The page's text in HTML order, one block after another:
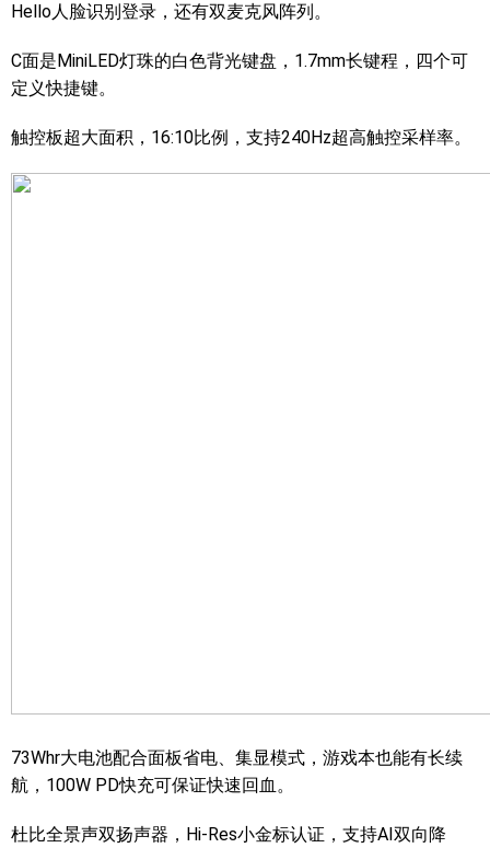
Hello人脸识别登录，还有双麦克风阵列。
C面是MiniLED灯珠的白色背光键盘，1.7mm长键程，四个可
定义快捷键。
触控板超大面积，16:10比例，支持240Hz超高触控采样率。
73Whr大电池配合面板省电、集显模式，游戏本也能有长续
航，100W PD快充可保证快速回血。
杜比全景声双扬声器，Hi-Res小金标认证，支持AI双向降